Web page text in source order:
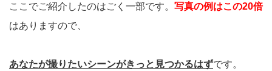
ここでご紹介したのはごく一部です。 写真の例はこの20倍
はありますので、
あなたが撮りたいシーンがきっと見つかるはずです。